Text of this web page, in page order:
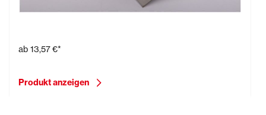
Glättekelle rostfrei, 280 x 130 mm
ab 13,57 €*
Produkt anzeigen